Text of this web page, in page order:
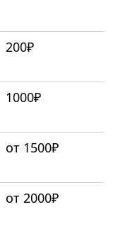
200₽
1000₽
от 1500₽
от 2000₽